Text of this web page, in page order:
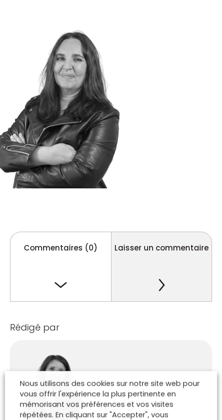
Commentaires (0) Laisser un commentaire
Rédigé par
Nous utilisons des cookies sur notre site web pour
vous offrir l'expérience la plus pertinente en
mémorisant vos préférences et vos visites
répétées. En cliquant sur "Accepter", vous